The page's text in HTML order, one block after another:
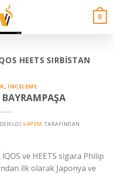
0
HEETS SIRBISTAN
, İNCELEME
VAPEM TARAFINDAN
İQOS ve HEETS sigara Philip
ilk olarak Japonya ve